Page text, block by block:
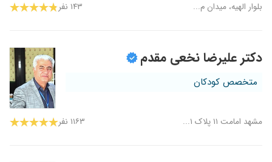
بلوار الهیه، میدان م... ۱۴۳ نفر
دکتر علیرضا نخعی مقدم
متخصص کودکان
مشهد امامت ۱۱ پلاک ۱... ۱۱۶۳ نفر